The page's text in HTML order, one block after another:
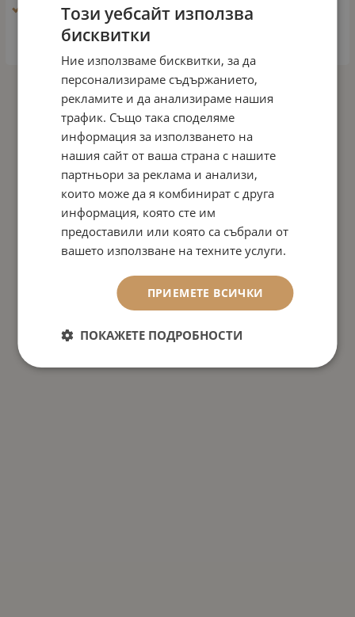
Тип кожа: Чувствителна кожа
На страница по:
Този уебсайт използва
бисквитки
Ние използваме бисквитки, за да
персонализираме съдържанието,
рекламите и да анализираме нашия
трафик. Също така споделяме
информация за използването на
нашия сайт от ваша страна с нашите
партньори за реклама и анализи,
които може да я комбинират с друга
информация, която сте им
предоставили или която са събрали от
вашето използване на техните услуги.
ПРИЕМЕТЕ ВСИЧКИ
ПОКАЖЕТЕ ПОДРОБНОСТИ